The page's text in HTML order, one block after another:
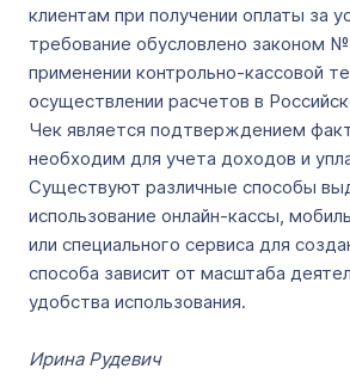
клиентам при получении оплаты за
требование обусловлено законом
применении контрольно-кассовой
осуществлении расчетов в
Чек является подтверждением
необходим для учета доходов и
Существуют различные способы
использование онлайн-кассы,
или специального сервиса для
способа зависит от масштаба
удобства использования.
Ирина Рудевич